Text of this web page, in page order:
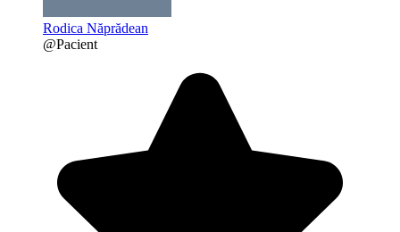
Rodica Năprădean
@Pacient